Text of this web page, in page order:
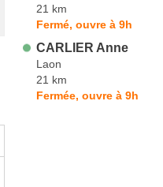
21 km
Fermé, ouvre à 9h
CARLIER Anne
Laon
21 km
Fermée, ouvre à 9h